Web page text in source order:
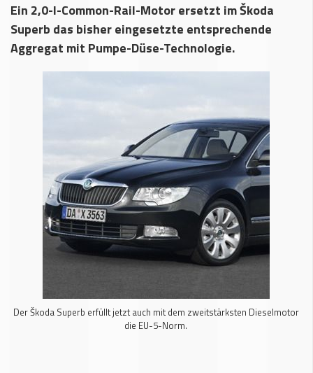
Ein 2,0-l-Common-Rail-Motor ersetzt im Škoda
Superb das bisher eingesetzte entsprechende
Aggregat mit Pumpe-Düse-Technologie.
Der Škoda Superb erfüllt jetzt auch mit dem zweitstärksten Dieselmotor
die EU-5-Norm.